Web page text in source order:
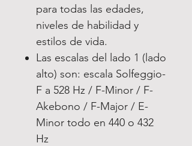
para todas las edades,
niveles de habilidad y
estilos de vida.
Las escalas del lado 1 (lado
alto) son: escala Solfeggio-
F a 528 Hz / F-Minor / F-
Akebono / F-Major / E-
Minor todo en 440 o 432
Hz